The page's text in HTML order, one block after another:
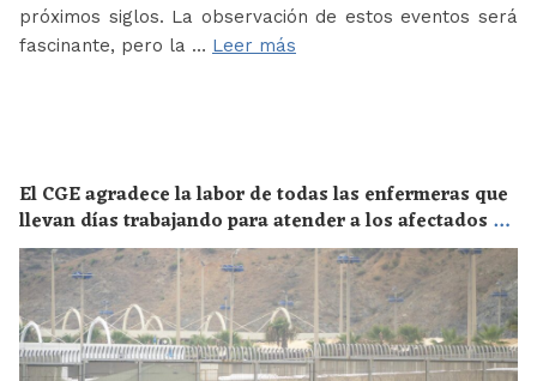
próximos siglos. La observación de estos eventos será
fascinante, pero la … Leer más
El CGE agradece la labor de todas las enfermeras que
llevan días trabajando para atender a los afectados de
la crisis migratoria de Ceuta